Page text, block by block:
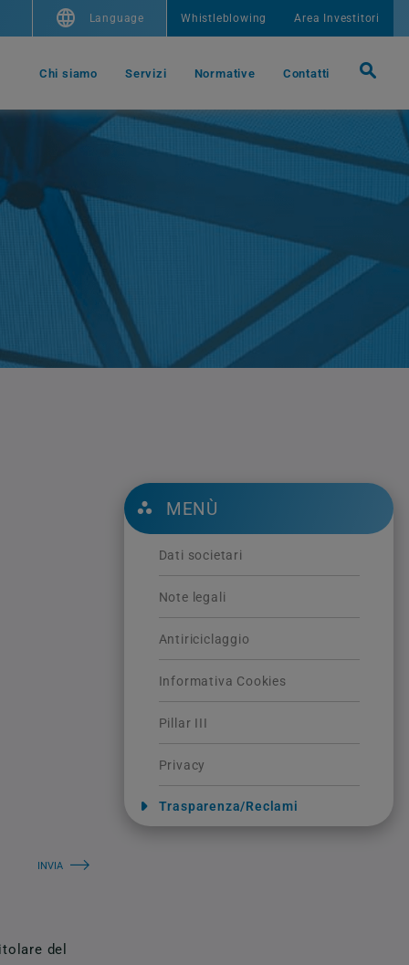
Language Whistleblowing Area Investitori
Chi siamo Servizi Normative Contatti
del
MENÙ
Dati societari
Note legali
Antiriciclaggio
Informativa Cookies
Pillar III
Privacy
Trasparenza/Reclami